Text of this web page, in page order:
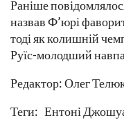
Раніше
назвав Ф’юрі
тоді як колишній
Руїс-молодший
Редактор: Олег
Теги: Ентоні